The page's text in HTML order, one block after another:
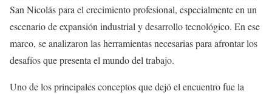
San Nicolás para el crecimiento profesional, especialmente en un
escenario de expansión industrial y desarrollo tecnológico. En ese
marco, se analizaron las herramientas necesarias para afrontar los
desafíos que presenta el mundo del trabajo.
Uno de los principales conceptos que dejó el encuentro fue la